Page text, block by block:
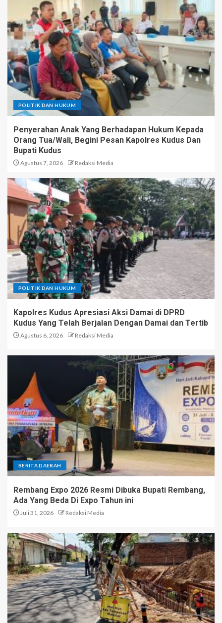
POLITIK DAN HUKUM
Penyerahan Anak Yang Berhadapan Hukum Kepada
Orang Tua/Wali, Begini Pesan Kapolres Kudus Dan
Bupati Kudus
Agustus 7, 2026 Redaksi Media
POLITIK DAN HUKUM
Kapolres Kudus Apresiasi Aksi Damai di DPRD
Kudus Yang Telah Berjalan Dengan Damai dan Tertib
Agustus 6, 2026 Redaksi Media
BERITA DAERAH
Rembang Expo 2026 Resmi Dibuka Bupati Rembang,
Ada Yang Beda Di Expo Tahun ini
Juli 31, 2026 Redaksi Media